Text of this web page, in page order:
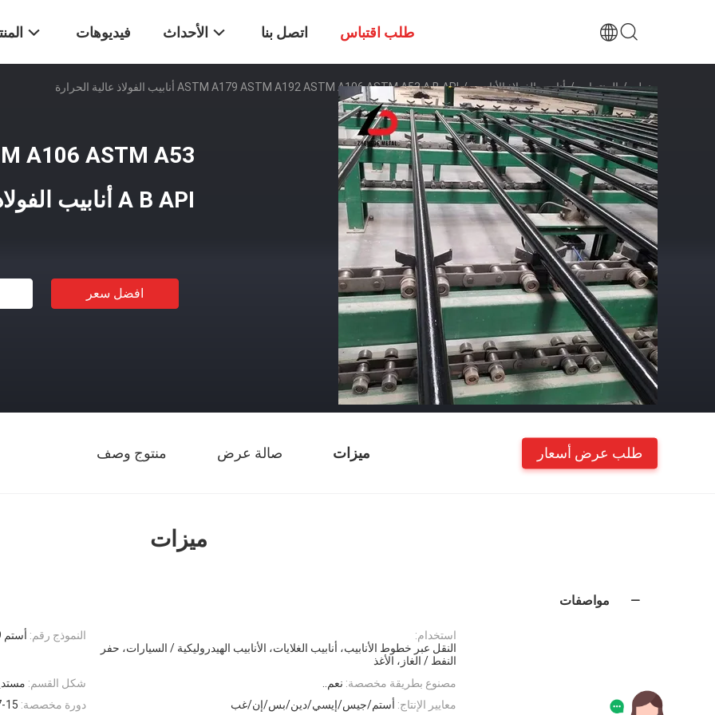
فيديوهات الأحداث اتصل بنا طلب اقتباس
منزل / المنتجات / أنابيب الفولاذ الأنابيب / ASTM A179 ASTM A192 ASTM A106 ASTM A53 A B API أنابيب الفولاذ عالية الحرارة
A106 ASTM A53
A B API أنابيب الفولاذ عالية الحرارة
افضل سعر
ميزات صالة عرض منتوج وصف طلب عرض أسعار
ميزات
مواصفات
النموذج رقم: أستم A179 أستم A192 أستم A106 أستم A53 أب
استخدام:
النقل عبر خطوط الأنابيب، أنابيب الغلايات، الأنابيب الهيدروليكية / السيارات، حفر
النفط / الغاز، الأغذ
شكل القسم:
مصنوع بطريقة مخصصة: نعم..
دورة مخصصة: 7-15 معايير الإنتاج: أستم/جيس/إيسي/دين/بس/إن/غب